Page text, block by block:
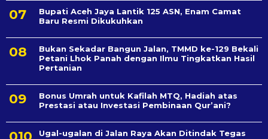
Bupati Aceh Jaya Lantik 125 ASN, Enam Camat
Baru Resmi Dikukuhkan
Bukan Sekadar Bangun Jalan, TMMD ke-129 Bekali
Petani Lhok Panah dengan Ilmu Tingkatkan Hasil
Pertanian
Bonus Umrah untuk Kafilah MTQ, Hadiah atas
Prestasi atau Investasi Pembinaan Qur’ani?
Ugal-ugalan di Jalan Raya Akan Ditindak Tegas